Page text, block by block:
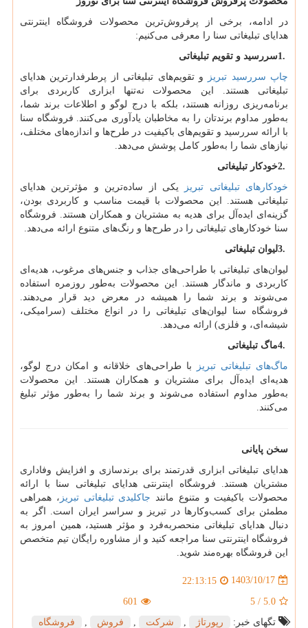
در ادامه، برخی از پرفروش‌ترین محصولات فروشگاه اینترنتی
هدایای تبلیغاتی سنا را معرفی می‌کنیم:
1.سررسید و تقویم تبلیغاتی
چاپ سررسید تبریز
و تقویم‌های تبلیغاتی از پرطرفدارترین هدایای
تبلیغاتی هستند. این محصولات نه‌تنها ابزاری کاربردی برای
برنامه‌ریزی روزانه هستند، بلکه با درج لوگو و اطلاعات برند شما،
به‌طور مداوم برندتان را به مخاطبان یادآوری می‌کنند. فروشگاه سنا
با ارائه سررسید و تقویم‌های باکیفیت در طرح‌ها و اندازه‌های مختلف،
نیازهای شما را به‌طور کامل پوشش می‌دهد.
2.خودکار تبلیغاتی
خودکارهای تبلیغاتی تبریز
یکی از ساده‌ترین و مؤثرترین هدایای
تبلیغاتی هستند. این محصولات با قیمت مناسب و کاربردی بودن،
گزینه‌ای ایده‌آل برای هدیه به مشتریان و همکاران هستند. فروشگاه
سنا خودکارهای تبلیغاتی را در طرح‌ها و رنگ‌های متنوع ارائه می‌دهد.
3.لیوان تبلیغاتی
لیوان‌های تبلیغاتی با طراحی‌های جذاب و جنس‌های مرغوب، هدیه‌ای
کاربردی و ماندگار هستند. این محصولات به‌طور روزمره استفاده
می‌شوند و برند شما را همیشه در معرض دید قرار می‌دهند.
فروشگاه سنا لیوان‌های تبلیغاتی را در انواع مختلف (سرامیکی،
شیشه‌ای، و فلزی) ارائه می‌دهد.
4.ماگ تبلیغاتی
ماگ‌های تبلیغاتی تبریز
با طراحی‌های خلاقانه و امکان درج لوگو،
هدیه‌ای ایده‌آل برای مشتریان و همکاران هستند. این محصولات
به‌طور مداوم استفاده می‌شوند و برند شما را به‌طور مؤثر تبلیغ
می‌کنند.
سخن پایانی
هدایای تبلیغاتی ابزاری قدرتمند برای برندسازی و افزایش وفاداری
مشتریان هستند. فروشگاه اینترنتی هدایای تبلیغاتی سنا با ارائه
محصولات باکیفیت و متنوع مانند جاکلیدی تبلیغاتی تبریز ، همراهی
مطمئن برای کسب‌وکارها در تبریز و سراسر ایران است. اگر به
دنبال هدایای تبلیغاتی منحصربه‌فرد و مؤثر هستید، همین امروز به
فروشگاه اینترنتی سنا مراجعه کنید و از مشاوره رایگان تیم متخصص
این فروشگاه بهره‌مند شوید.
1403/10/17
22:13:15
5.0
/
5
601
تگهای خبر:
رپورتاژ شركت فروش فروشگاه